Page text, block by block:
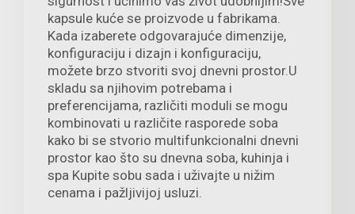
kapsule kuće se proizvode u fabrikama.
Kada izaberete odgovarajuće dimenzije,
konfiguraciju i dizajn i konfiguraciju,
možete brzo stvoriti svoj dnevni prostor.U
skladu sa njihovim potrebama i
preferencijama, različiti moduli se mogu
kombinovati u različite rasporede soba
kako bi se stvorio multifunkcionalni dnevni
prostor kao što su dnevna soba, kuhinja i
spa Kupite sobu sada i uživajte u nižim
cenama i pažljivijoj usluzi.